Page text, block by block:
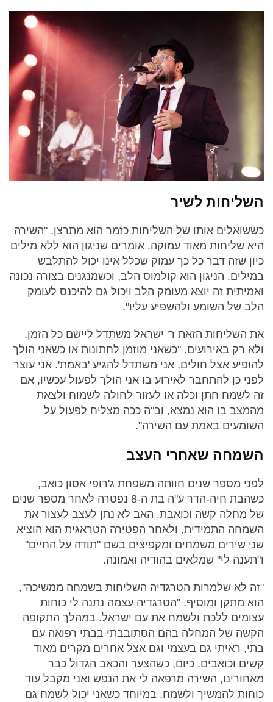
השליחות לשיר
כששואלים אותו של השליחות כזמר הוא מתרצן. "השירה
היא שליחות מאוד עמוקה. אומרים שניגון הוא ללא מילים
כיון שזה דבר כל כך עמוק שכלל אינו יכול להתלבש
במילים. הניגון הוא קולמוס הלב, וכשמנגנים בצורה נכונה
ואמיתית זה יוצא מעומק הלב ויכול גם להיכנס לעומק
הלב של השומע ולהשפיע עליו".
את השליחות הזאת ר' ישראל משתדל ליישם כל הזמן,
ולא רק באירועים. "כשאני מוזמן לחתונות או כשאני הולך
להופיע אצל חולים, אני משתדל להגיע 'באמת'. אני עוצר
לפני כן להתחבר לאירוע בו אני הולך לפעול עכשיו, אם
זה לשמח חתן וכלה או לעזור לחולה לשמוח ולצאת
מהמצב בו הוא נמצא, וב"ה ככה מצליח לפעול על
השומעים באמת עם השירה".
השמחה שאחרי העצב
לפני מספר שנים חוותה משפחת ג'רופי אסון כואב,
כשהבת חיה-הדר ע"ה בת ה-8 נפטרה לאחר מספר שנים
של מחלה קשה וכואבת. האב לא נתן לעצב לעצור את
השמחה התמידית, ולאחר הפטירה הטראגית הוא הוציא
שני שירים משמחים ומקפיצים בשם "תודה על החיים"
ו"תענה לי" שמלאים בהודיה ואמונה.
"זה לא שלמרות הטרגדיה השליחות בשמחה ממשיכה",
הוא מתקן ומוסיף. "הטרגדיה עצמה נתנה לי כוחות
עצומים ללכת ולשמח את עם ישראל. במהלך התקופה
הקשה של המחלה בהם הסתובבתי בבתי רפואה עם
בתי, ראיתי גם בעצמי וגם אצל אחרים מקרים מאוד
קשים וכואבים. כיום, כשהצער והכאב הגדול כבר
מאחורינו, השירה מרפאה לי את הנפש ואני מקבל עוד
כוחות להמשיך ולשמח. במיוחד כשאני יכול לשמח גם